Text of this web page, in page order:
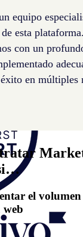
equipo
esta
con un
en múltiples
el
web